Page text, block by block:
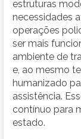
estruturas
necessidades
operações
ser mais
ambiente de
e, ao mesmo
humanizado
assistência.
contínuo para
estado.